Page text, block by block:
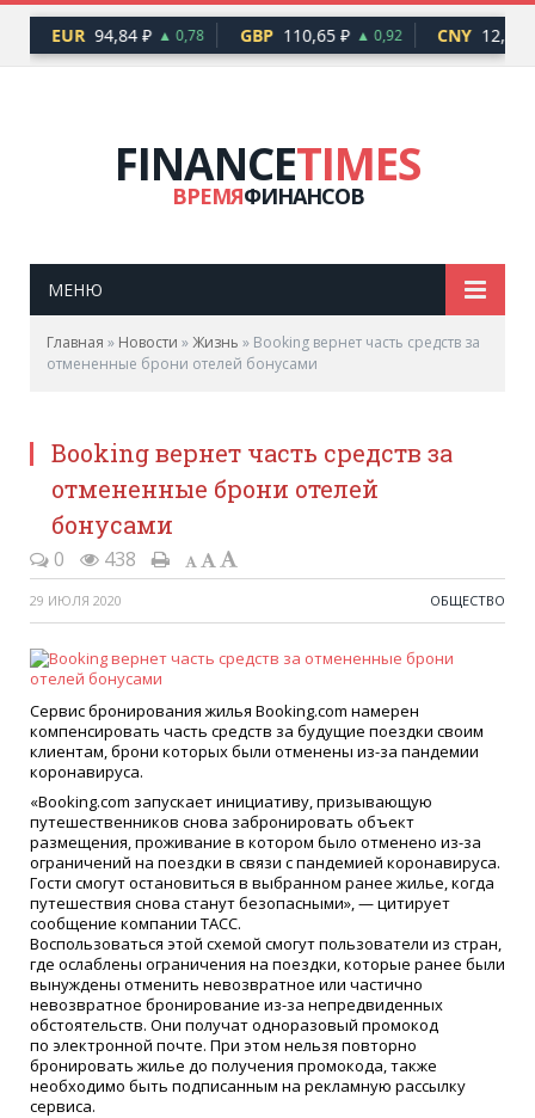
EUR 94,84 ₽ ▲ 0,78 GBP 110,65 ₽ ▲ 0,92 CNY 12,17 ₽
FINANCETIMES
ВРЕМЯФИНАНСОВ
МЕНЮ
Главная » Новости »Жизнь » Booking вернет часть средств за
отмененные брони отелей бонусами
Booking вернет часть средств за
отмененные брони отелей
бонусами
0 438
29 ИЮЛЯ 2020 ОБЩЕСТВО
Сервис бронирования жилья Booking.com намерен
компенсировать часть средств за будущие поездки своим
клиентам, брони которых были отменены из-за пандемии
коронавируса.
«Booking.com запускает инициативу, призывающую
путешественников снова забронировать объект
размещения, проживание в котором было отменено из-за
ограничений на поездки в связи с пандемией коронавируса.
Гости смогут остановиться в выбранном ранее жилье, когда
путешествия снова станут безопасными», — цитирует
сообщение компании ТАСС.
Воспользоваться этой схемой смогут пользователи из стран,
где ослаблены ограничения на поездки, которые ранее были
вынуждены отменить невозвратное или частично
невозвратное бронирование из-за непредвиденных
обстоятельств. Они получат одноразовый промокод
по электронной почте. При этом нельзя повторно
бронировать жилье до получения промокода, также
необходимо быть подписанным на рекламную рассылку
сервиса.